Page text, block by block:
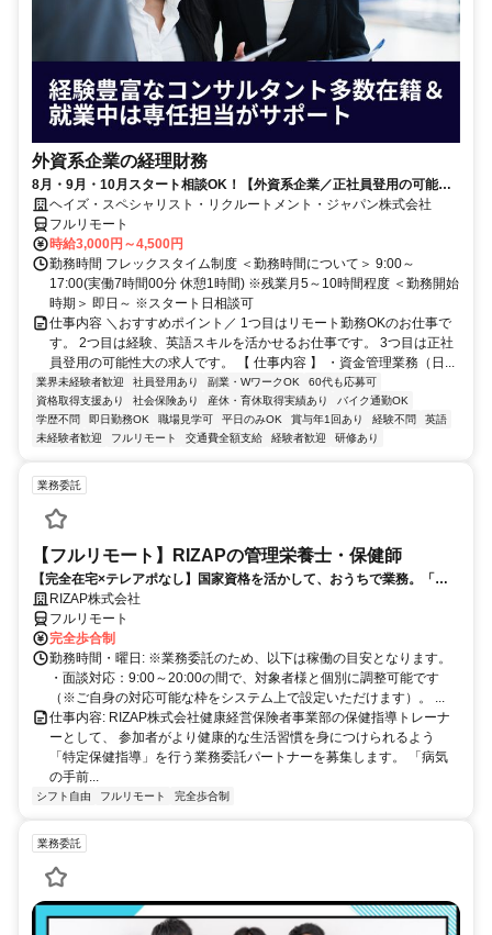
外資系企業の経理財務
8月・9月・10月スタート相談OK！【外資系企業／正社員登用の可能性
大／700万～800万／リモート勤務OK】経理財務
ヘイズ・スペシャリスト・リクルートメント・ジャパン株式会社
フルリモート
時給3,000円～4,500円
勤務時間 フレックスタイム制度 ＜勤務時間について＞ 9:00～
17:00(実働7時間00分 休憩1時間) ※残業月5～10時間程度 ＜勤務開始
時期＞ 即日～ ※スタート日相談可
仕事内容 ＼おすすめポイント／ 1つ目はリモート勤務OKのお仕事で
す。 2つ目は経験、英語スキルを活かせるお仕事です。 3つ目は正社
員登用の可能性大の求人です。 【 仕事内容 】 ・資金管理業務（日...
業界未経験者歓迎 社員登用あり 副業・WワークOK
60代も応募可
資格取得支援あり
社会保険あり 産休・育休取得実績あり
バイク通勤OK
学歴不問
即日勤務OK 職場見学可 平日のみOK 賞与年1回あり 経験不問
英語
未経験者歓迎
フルリモート 交通費全額支給 経験者歓迎 研修あり
業務委託
【フルリモート】RIZAPの管理栄養士・保健師
【完全在宅×テレアポなし】国家資格を活かして、おうちで業務。「も
う一つの安心」を。主婦・Wワーカー活躍中！「平日の日中だけ」「夕
方以降の数時間だけ」など、生活リズムに合わせた時間調整が可能で
す。1件ごとの成果報酬型だから、頑張った分だけ手応えのある収入
に。充実のサポート体制で、安心の在宅ワークを始めませんか？
RIZAP株式会社
フルリモート
完全歩合制
勤務時間・曜日: ※業務委託のため、以下は稼働の目安となります。
・面談対応：9:00～20:00の間で、対象者様と個別に調整可能です
（※ご自身の対応可能な枠をシステム上で設定いただけます）。 ...
仕事内容: RIZAP株式会社健康経営保険者事業部の保健指導トレーナ
ーとして、 参加者がより健康的な生活習慣を身につけられるよう
「特定保健指導」を行う業務委託パートナーを募集します。 「病気
の手前...
シフト自由 フルリモート 完全歩合制
業務委託